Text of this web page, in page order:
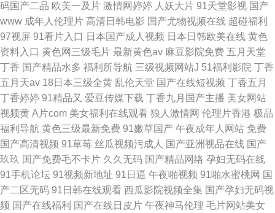
码国产二品 欧美一及片 激情网婷婷 人妖大片 91天堂影视 国产
www 成年人伦理片 高清日韩电影 国产尤物视频在线 超碰福利
97视屏 91看片入口 日本国产成人视频 日本日韩欧美在线 黄色
资料入口 黄色网三级毛片 最新黄色av 麻豆影院免费 五月天堂
丁香 国产精品水多 福利所导航 三级视频网站J 51福利影院 丁香
五月天av 18日本三级全黄 乱伦天堂 国产在线短视频 丁香五月
丁香婷婷 91精品又 爱豆传媒下载 丁香九月国产主播 美女网站
视频黄 A片com 美女福利在线观看 狼人激情网 伦理片香港 极品
福利导航 黄色三级最新免费 91嫩草国产 午夜成年人网站 免费
国产高清视频 91草莓 丝瓜视频污成人 国产亚洲视品在线 国产
玖玖 国产免费毛不卡片 久久无码 国产精品网络 孕妇无码在线
91手机论坛 91视频新地址 91日逼 午夜啪视频 91啪水蜜桃网 国
产二区无码 91日韩在线观看 西瓜影院视频全集 国产孕妇无码视
频 国产在线福利 国产在线日皮片 午夜神马伦理 毛片网站美女